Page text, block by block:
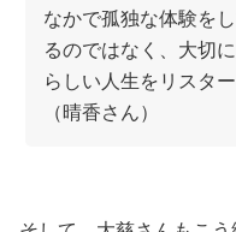
なかで孤独な体験を
るのではなく、大切
らしい人生をリスタ
（晴香さん）